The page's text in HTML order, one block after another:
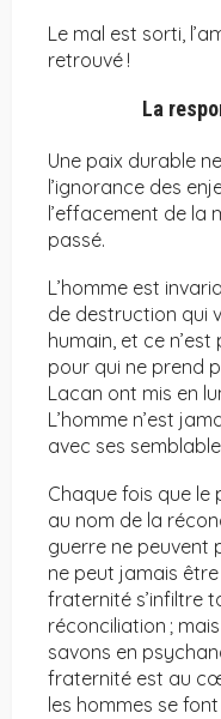
Le mal est sorti,
retrouvé !
La
Une paix durable
l’ignorance des
l’effacement de la
passé.
L’homme est
de destruction qui
humain, et ce
pour qui ne prend
Lacan ont mis en
L’homme n’est
avec ses
Chaque fois que le
au nom de la
guerre ne peuvent
ne peut jamais
fraternité s’infiltre
réconciliation ;
savons en
fraternité est au
les hommes se